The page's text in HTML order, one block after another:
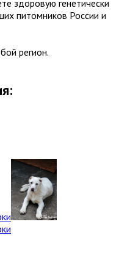
здоровую генетически
питомников России и
регион.